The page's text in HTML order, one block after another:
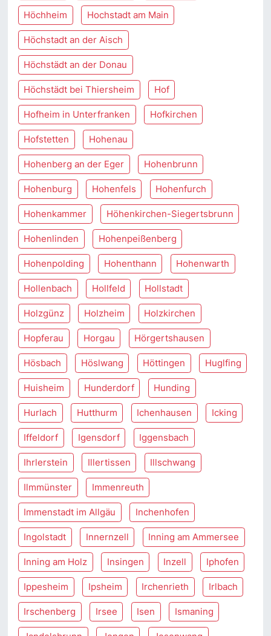
Höchheim Hochstadt am Main
Höchstadt an der Aisch
Höchstädt an der Donau
Höchstädt bei Thiersheim Hof
Hofheim in Unterfranken Hofkirchen
Hofstetten Hohenau
Hohenberg an der Eger Hohenbrunn
Hohenburg Hohenfels Hohenfurch
Hohenkammer Höhenkirchen-Siegertsbrunn
Hohenlinden Hohenpeißenberg
Hohenpolding Hohenthann Hohenwarth
Hollenbach Hollfeld Hollstadt
Holzgünz Holzheim Holzkirchen
Hopferau Horgau Hörgertshausen
Hösbach Höslwang Höttingen Huglfing
Huisheim Hunderdorf Hunding
Hurlach Hutthurm Ichenhausen Icking
Iffeldorf Igensdorf Iggensbach
Ihrlerstein Illertissen Illschwang
Ilmmünster Immenreuth
Immenstadt im Allgäu Inchenhofen
Ingolstadt Innernzell Inning am Ammersee
Inning am Holz Insingen Inzell Iphofen
Ippesheim Ipsheim Irchenrieth Irlbach
Irschenberg Irsee Isen Ismaning